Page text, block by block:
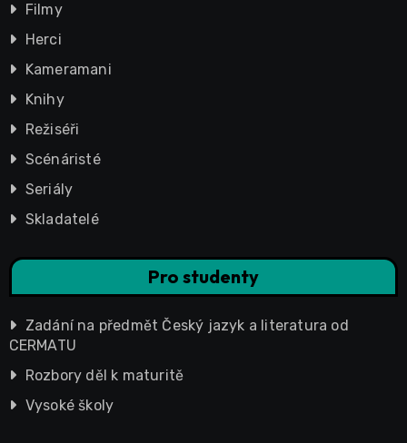
Filmy
Herci
Kameramani
Knihy
Režiséři
Scénáristé
Seriály
Skladatelé
Pro studenty
Zadání na předmět Český jazyk a literatura od
CERMATU
Rozbory děl k maturitě
Vysoké školy